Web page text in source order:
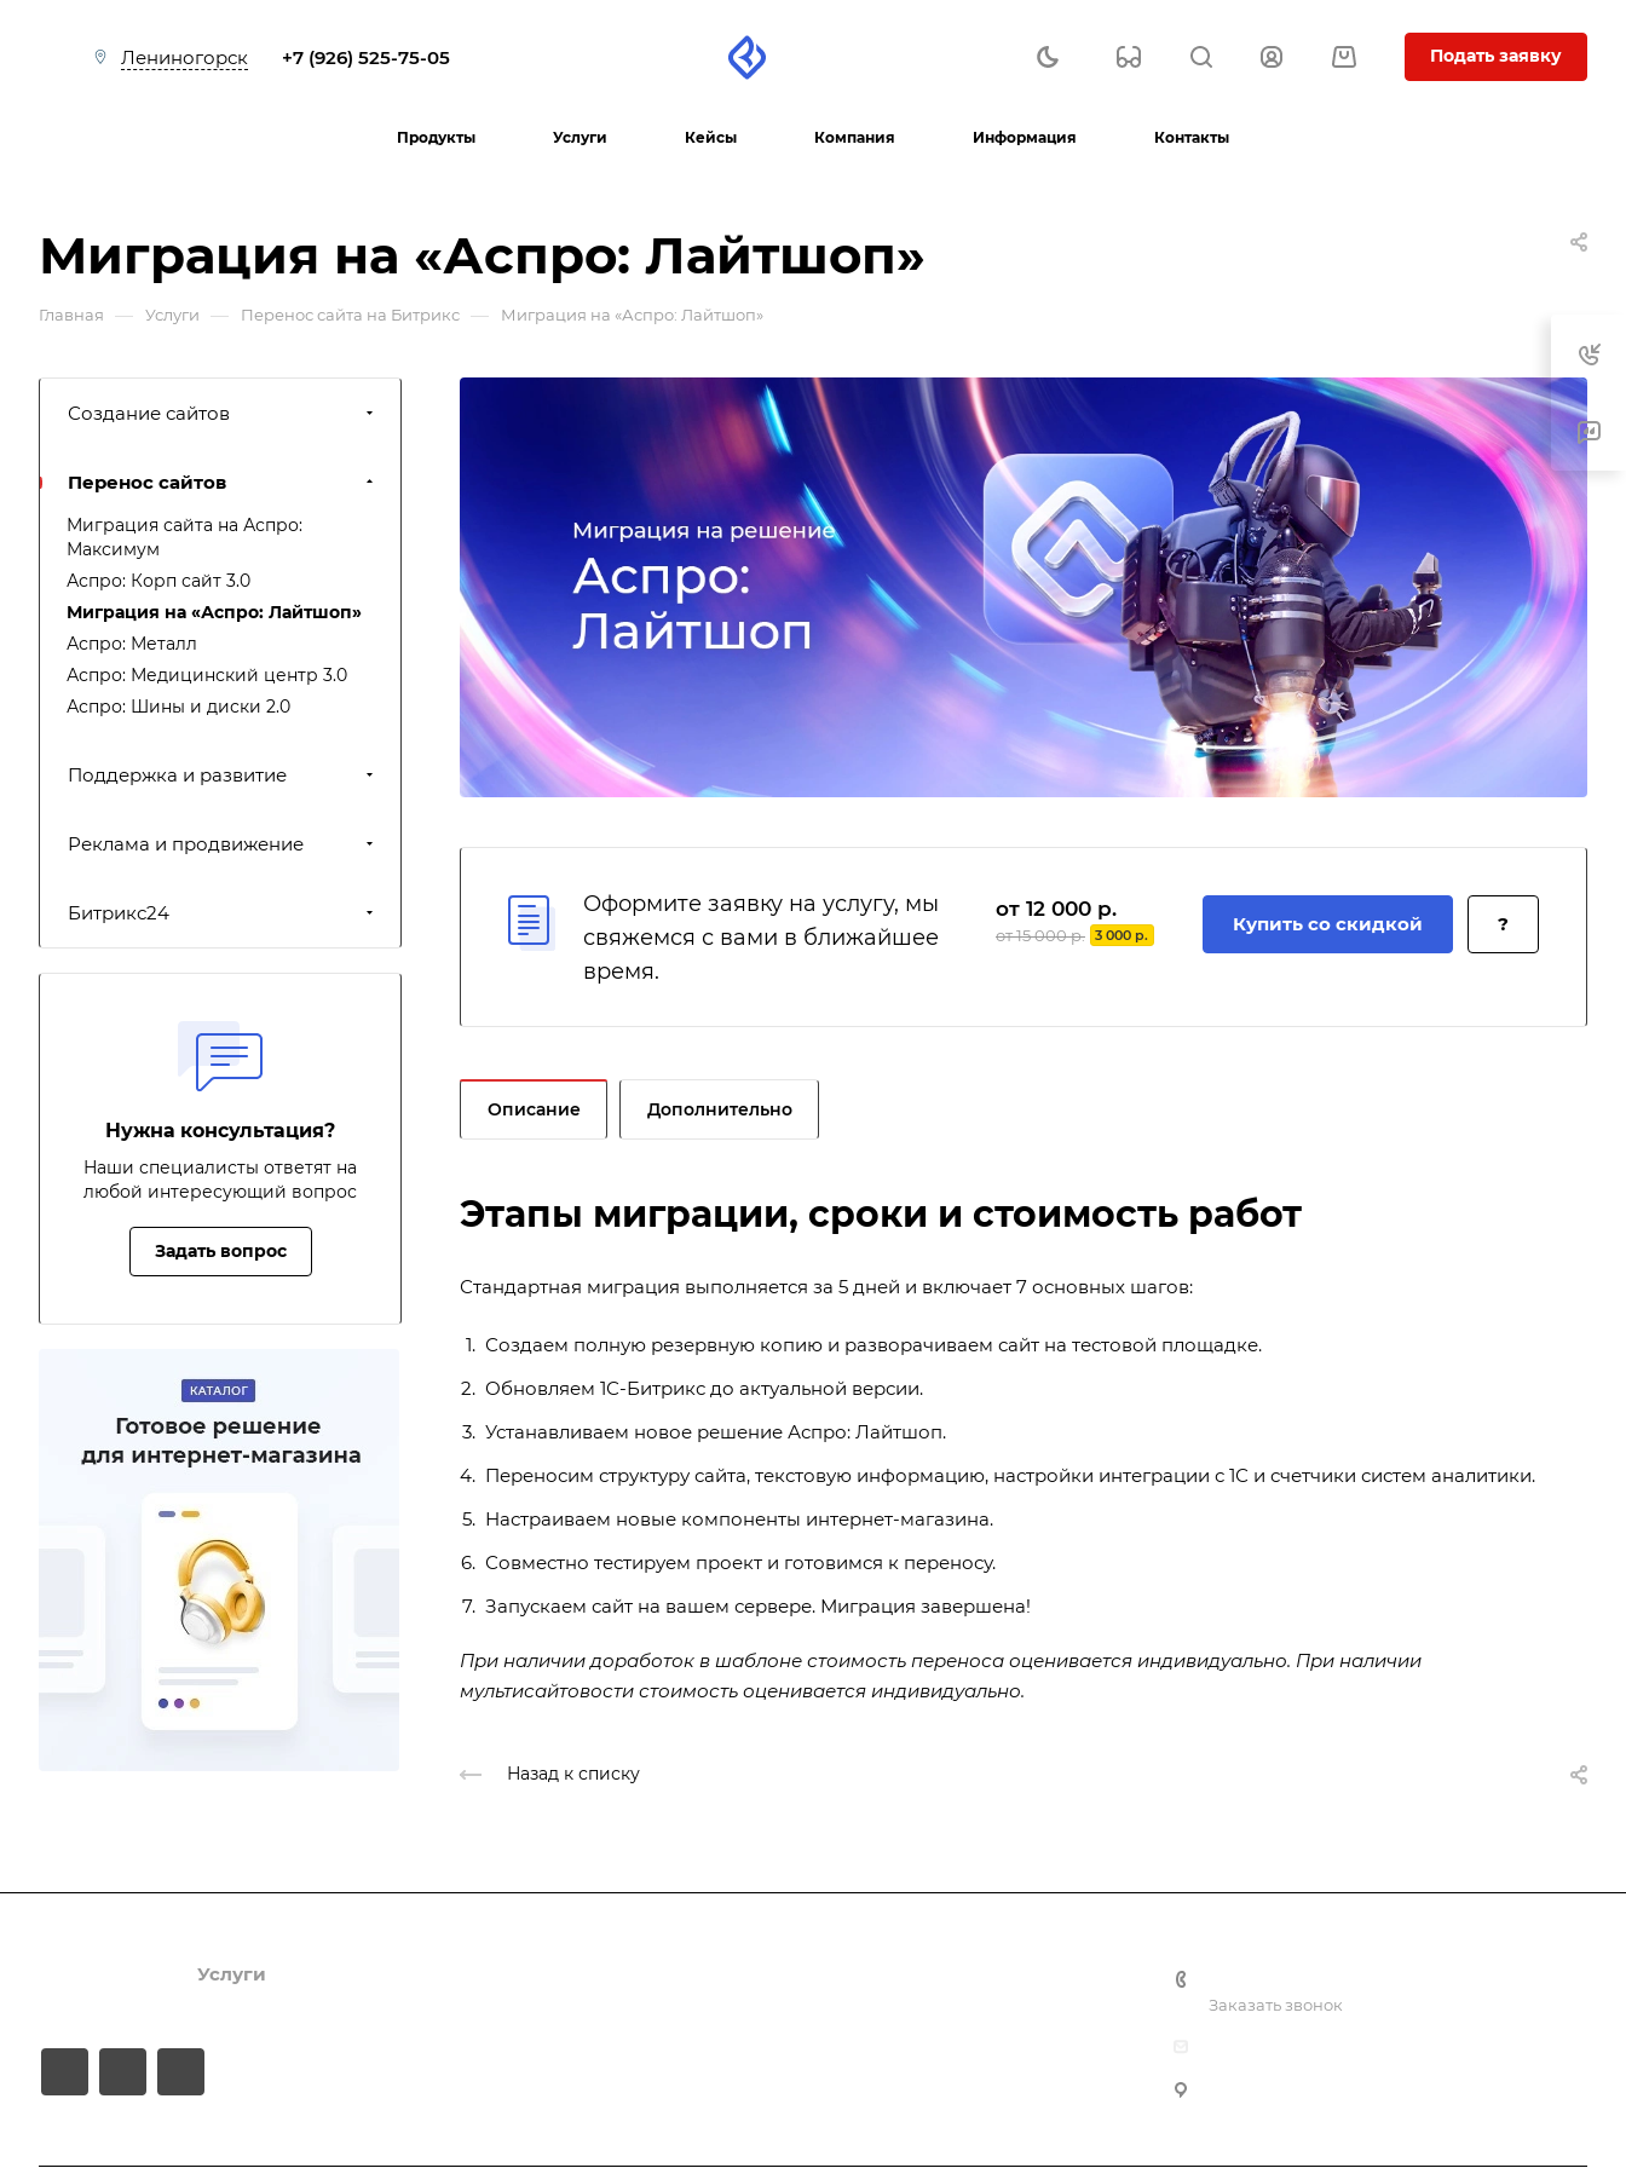
Лениногорск +7 (926) 525-75-05 Подать заявку
Продукты Услуги Кейсы Компания Информация Контакты
Миграция на «Аспро: Лайтшоп»
Главная — Услуги — Перенос сайта на Битрикс — Миграция на «Аспро: Лайтшоп»
Оформите заявку на услугу, мы
свяжемся с вами в ближайшее
время.
от 12 000 р.
от 15 000 р. 3 000 р. Купить со скидкой ?
Описание Дополнительно
Этапы миграции, сроки и стоимость работ
Стандартная миграция выполняется за 5 дней и включает 7 основных шагов:
Создаем полную резервную копию и разворачиваем сайт на тестовой площадке.
Обновляем 1С-Битрикс до актуальной версии.
Устанавливаем новое решение Аспро: Лайтшоп.
Переносим структуру сайта, текстовую информацию, настройки интеграции с 1С и счетчики систем аналитики.
Настраиваем новые компоненты интернет-магазина.
Совместно тестируем проект и готовимся к переносу.
Запускаем сайт на вашем сервере. Миграция завершена!
При наличии доработок в шаблоне стоимость переноса оценивается индивидуально. При наличии
мультисайтовости стоимость оценивается индивидуально.
Назад к списку
Создание сайтов
Перенос сайтов
Миграция сайта на Аспро:
Максимум
Аспро: Корп сайт 3.0
Миграция на «Аспро: Лайтшоп»
Аспро: Металл
Аспро: Медицинский центр 3.0
Аспро: Шины и диски 2.0
Поддержка и развитие
Реклама и продвижение
Битрикс24
Нужна консультация?
Наши специалисты ответят на
любой интересующий вопрос
Задать вопрос
Услуги
Заказать звонок